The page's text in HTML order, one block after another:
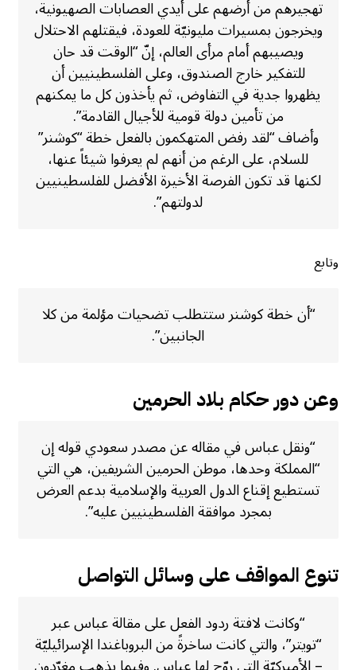
تهجيرهم من أرضهم على أيدي العصابات الصهيونية،
ويخرجون بمسيرات مليونيّة للعودة، فيقتلهم الاحتلال
ويصيبهم أمام مرأى العالم، إنّ “الوقت قد حان
للتفكير خارج الصندوق، وعلى الفلسطينيين أن
يظهروا جدية في التفاوض، ثم يأخذون كل ما يمكنهم
من تأمين دولة قومية للأجيال القادمة”.
وأضاف “لقد رفض المتهكمون بالفعل خطة “كوشنر”
للسلام، على الرغم من أنهم لم يعرفوا شيئاً عنها،
لكنها قد تكون الفرصة الأخيرة الأفضل للفلسطينيين
لدولتهم”.
وتابع
“أن خطة كوشنر ستتطلب تضحيات مؤلمة من كلا
الجانبين”.
وعن دور حكام بلاد الحرمين
“ونقل عباس في مقاله عن مصدر سعودي قوله إن
“المملكة وحدها، موطن الحرمين الشريفين، هي التي
تستطيع إقناع الدول العربية والإسلامية بدعم العرض
بمجرد موافقة الفلسطينيين عليه”.
تنوع المواقف على وسائل التواصل
“وكانت لافتة ردود الفعل على مقالة عباس عبر
“تويتر”، والتي كانت ساخرةً من البروباغندا الإسرائيليّة